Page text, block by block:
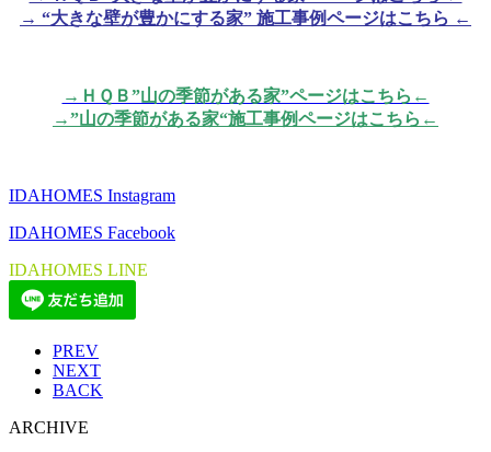
→ “大きな壁が豊かにする家” 施工事例ページはこちら ←
→ＨＱＢ”山の季節がある家”ページはこちら←
→”山の季節がある家“施工事例ページはこちら←
IDAHOMES Instagram
IDAHOMES Facebook
IDAHOMES LINE
PREV
NEXT
BACK
ARCHIVE